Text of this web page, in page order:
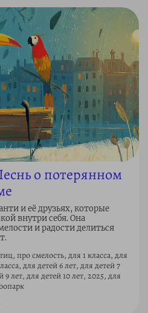
о потерянном
и её друзьях, которые
внутри себя. Она
и радости делиться
про смелость, для 1 класса, для
для детей 6 лет, для детей 7
9 лет, для детей 10 лет, 2025, для